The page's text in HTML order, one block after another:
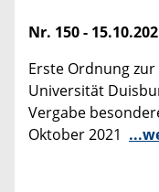
Nr. 150 -
Erste Ordnung
Universität
Vergabe
Oktober 2021